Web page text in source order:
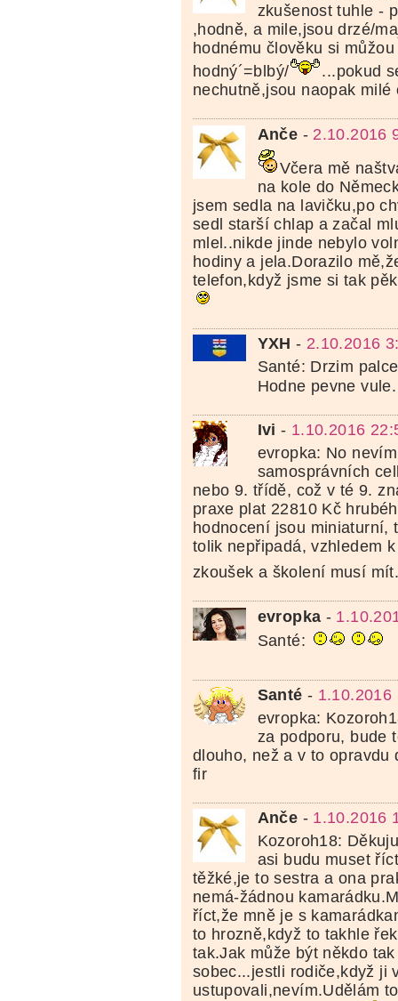
zkušenost tuhle -
,hodně, a mile,jsou drzé/
hodnému člověku si
hodný´=blbý/
...pokud
nechutně,jsou naopak milé
Anče - 2.10.2016
Včera mě
na kole do
jsem sedla na lavičku,po
sedl starší chlap a začal
mlel..nikde jinde nebylo
hodiny a jela.Dorazilo
telefon,když jsme si tak
YXH - 2.10.2016
Santé: Drzim
Hodne pevne
Ivi - 1.10.2016
evropka: No
samosprávních
nebo 9. třídě, což v té 9.
praxe plat 22810 Kč
hodnocení jsou miniaturní,
tolik nepřipadá, vzhledem
zkoušek a školení musí
evropka -
Santé:
Santé - 1.10.2016
evropka:
za podporu, bude
dlouho, než a v to opravdu
fir
Anče - 1.10.2016
Kozoroh18:
asi budu muset
těžké,je to sestra a ona
nemá-žádnou
říct,že mně je s
to hrozně,když to takhle
tak.Jak může být někdo
sobec...jestli rodiče,když ji
ustupovali,nevím.Udělám